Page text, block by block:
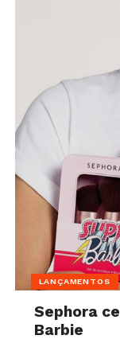
LANÇAMENTOS
Sephora
Barbie